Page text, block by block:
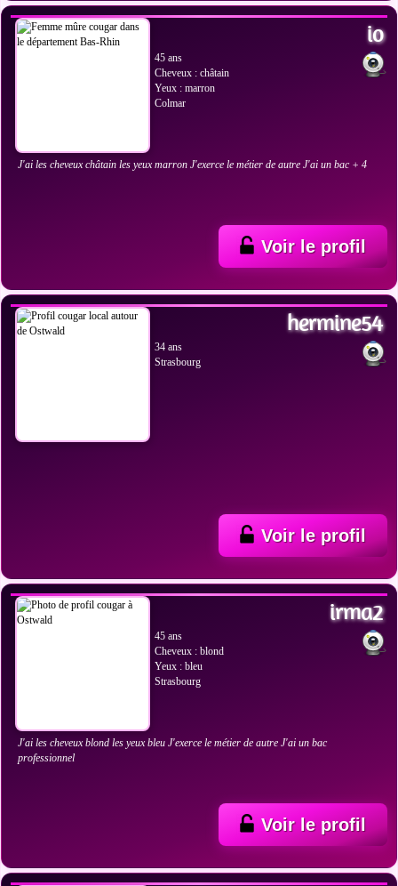
io
45 ans
Cheveux : châtain
Yeux : marron
Colmar
J'ai les cheveux châtain les yeux marron J'exerce le métier de autre J'ai un bac + 4
Voir le profil
hermine54
34 ans
Strasbourg
Voir le profil
irma2
45 ans
Cheveux : blond
Yeux : bleu
Strasbourg
J'ai les cheveux blond les yeux bleu J'exerce le métier de autre J'ai un bac
professionnel
Voir le profil